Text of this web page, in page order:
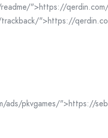
">https://
">https://
ads/pkvgames/">https://